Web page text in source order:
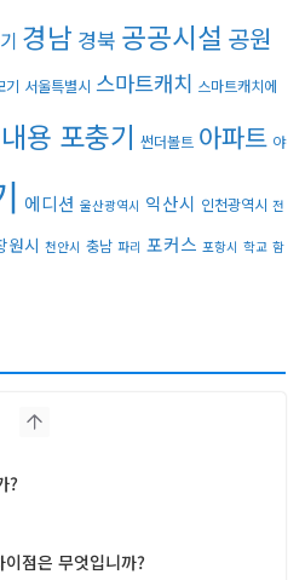
경남 경북 공공시설 공원
기 서울특별시 스마트캐치 스마트캐치에
용 포충기 썬더볼트 아파트 야
에디션 울산광역시 익산시 인천광역시 전
원시 천안시 충남 파리 포커스 포항시 학교 함
?
점은 무엇입니까?